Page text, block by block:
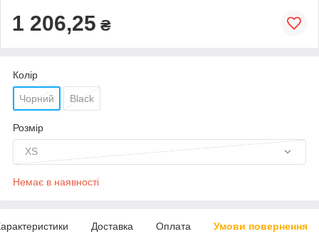
1 206,25 ₴
Колір
Чорний Black
Розмір
XS
Немає в наявності
Доставка Оплата Умови повернення